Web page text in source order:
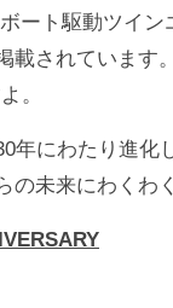
ート駆動ツイン
されています
。
年にわたり進化
未来にわくわ